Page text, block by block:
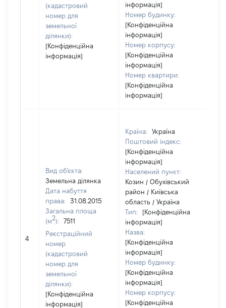
(кадастровий
номер для
земельної
ділянки):
[Конфіденційна
інформація]
інформація]
Номер будинку:
[Конфіденційна
інформація]
Номер корпусу:
[Конфіденційна
інформація]
Номер квартири:
[Конфіденційна
інформація]
4
Вид об'єкта:
Земельна ділянка
Дата набуття
права:
31.08.2015
Загальна площа
(м2):
7511
Реєстраційний
номер
(кадастровий
номер для
земельної
ділянки):
[Конфіденційна
інформація]
Країна:
Україна
Поштовий індекс:
[Конфіденційна
інформація]
Населений пункт:
Козин / Обухівський
район / Київська
область / Україна
Тип:
[Конфіденційна
інформація]
Назва:
[Конфіденційна
інформація]
Номер будинку:
[Конфіденційна
інформація]
Номер корпусу:
[Конфіденційна